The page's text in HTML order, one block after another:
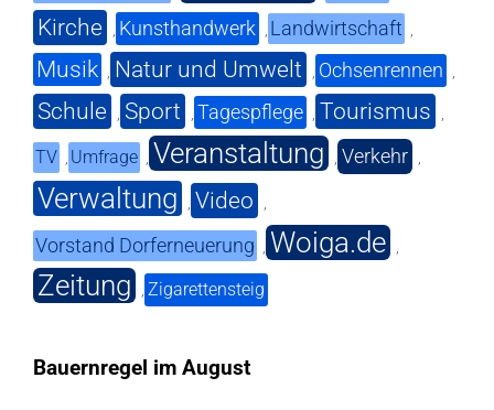
Kirche , Kunsthandwerk , Landwirtschaft ,
Musik , Natur und Umwelt , Ochsenrennen ,
Schule , Sport , Tagespflege , Tourismus ,
TV , Umfrage , Veranstaltung , Verkehr ,
Verwaltung , Video ,
Vorstand Dorferneuerung , Woiga.de ,
Zeitung , Zigarettensteig
Bauernregel im August